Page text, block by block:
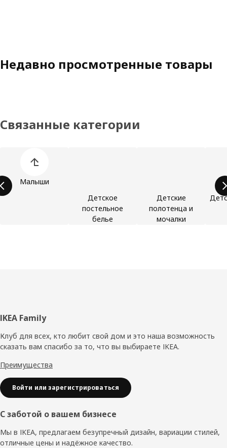
Недавно просмотренные товары
Связанные категории
Малыши
Детское
постельное
белье
Детские
полотенца и
мочалки
Нижний
колонтитул
IKEA Family
Клуб для всех, кто любит свой дом и это наша возможность
сказать вам спасибо за то, что вы выбираете IKEA.
Преимущества
Войти или зарегистрироваться
С заботой о вашем бизнесе
Мы в IKEA, предлагаем безупречный дизайн, вариации стилей,
отличные цены и надёжное качество.